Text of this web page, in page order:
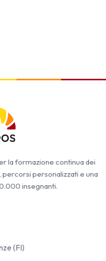
la formazione continua dei
personalizzati e una
insegnanti.
(FI)